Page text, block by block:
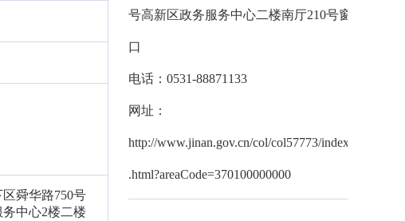
舜华路750号
中心2楼二楼
号高新区政务服务中心二楼南厅210号窗
口
电话：0531-88871133
网址：
http://www.jinan.gov.cn/col/col57773/index
.html?areaCode=370100000000